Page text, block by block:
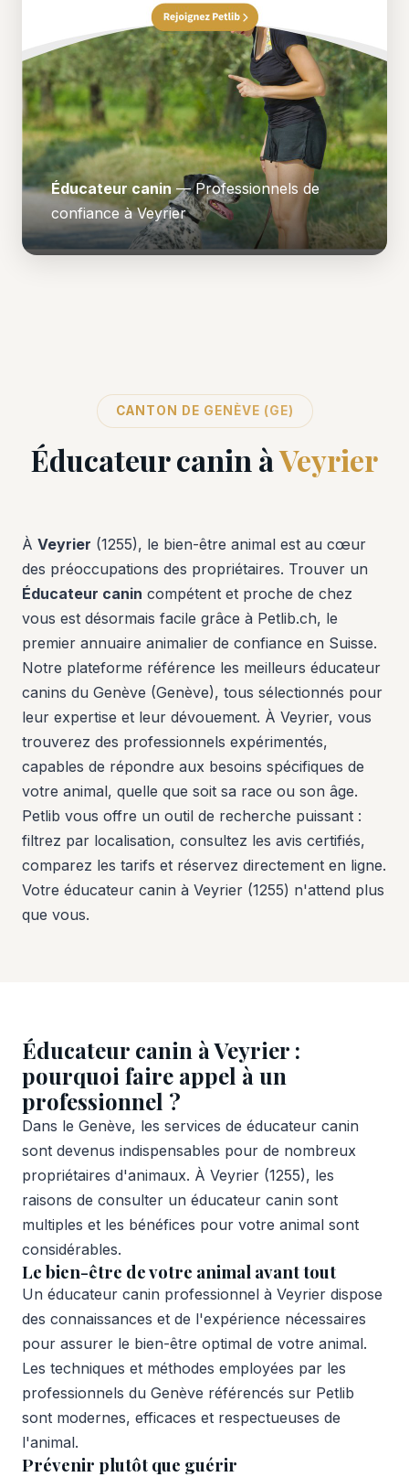
Éducateur canin — Professionnels de
confiance à Veyrier
CANTON DE GENÈVE (GE)
Éducateur canin àVeyrier
À Veyrier (1255), le bien-être animal est au cœur
des préoccupations des propriétaires. Trouver un
Éducateur canin compétent et proche de chez
vous est désormais facile grâce à Petlib.ch, le
premier annuaire animalier de confiance en Suisse.
Notre plateforme référence les meilleurs éducateur
canins du Genève (Genève), tous sélectionnés pour
leur expertise et leur dévouement. À Veyrier, vous
trouverez des professionnels expérimentés,
capables de répondre aux besoins spécifiques de
votre animal, quelle que soit sa race ou son âge.
Petlib vous offre un outil de recherche puissant :
filtrez par localisation, consultez les avis certifiés,
comparez les tarifs et réservez directement en ligne.
Votre éducateur canin à Veyrier (1255) n'attend plus
que vous.
Éducateur canin à Veyrier :
pourquoi faire appel à un
professionnel ?
Dans le Genève, les services de éducateur canin
sont devenus indispensables pour de nombreux
propriétaires d'animaux. À Veyrier (1255), les
raisons de consulter un éducateur canin sont
multiples et les bénéfices pour votre animal sont
considérables.
Le bien-être de votre animal avant tout
Un éducateur canin professionnel à Veyrier dispose
des connaissances et de l'expérience nécessaires
pour assurer le bien-être optimal de votre animal.
Les techniques et méthodes employées par les
professionnels du Genève référencés sur Petlib
sont modernes, efficaces et respectueuses de
l'animal.
Prévenir plutôt que guérir